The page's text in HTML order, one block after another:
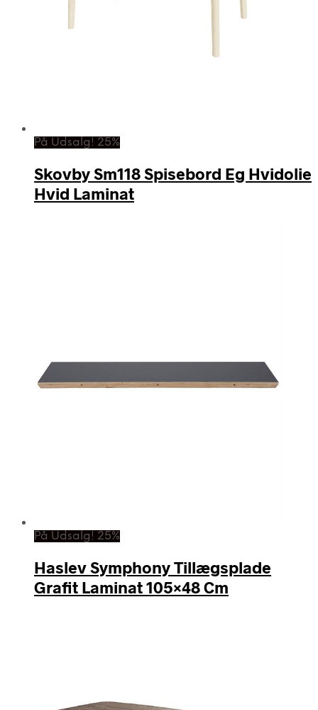
På Udsalg! 25%
Skovby Sm118 Spisebord Eg Hvidolie
Hvid Laminat
På Udsalg! 25%
Haslev Symphony Tillægsplade
Grafit Laminat 105×48 Cm